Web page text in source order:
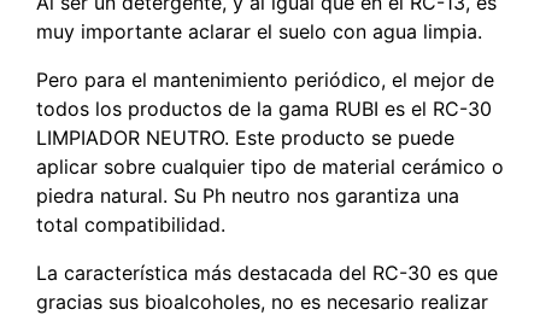
muy importante aclarar el suelo con agua limpia.
Pero para el mantenimiento periódico, el mejor de
todos los productos de la gama RUBI es el RC-30
LIMPIADOR NEUTRO. Este producto se puede
aplicar sobre cualquier tipo de material cerámico o
piedra natural. Su Ph neutro nos garantiza una
total compatibilidad.
La característica más destacada del RC-30 es que
gracias sus bioalcoholes, no es necesario realizar